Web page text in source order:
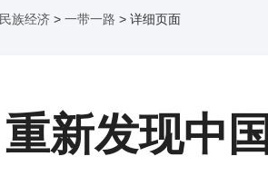
民族经济 > 一带一路 > 详细页面
重新发现中